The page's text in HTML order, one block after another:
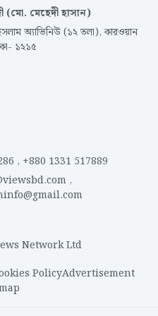
(মো. মেহেদী হাসান)
অ্যাভিনিউ (১২ তলা), কারওয়ান
১২১৫
, +880 1331 517889
,
Network Ltd
PolicyAdvertisement